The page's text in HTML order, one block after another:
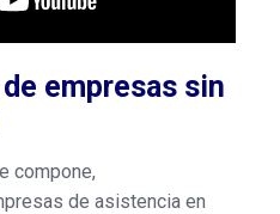
empresas sin
compone,
de asistencia en